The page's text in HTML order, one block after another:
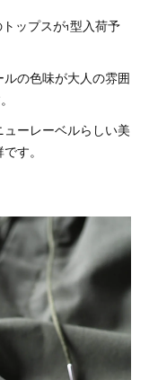
ップスが1型入荷予
の色味が大人の雰囲
ーレーベルらしい美
す。